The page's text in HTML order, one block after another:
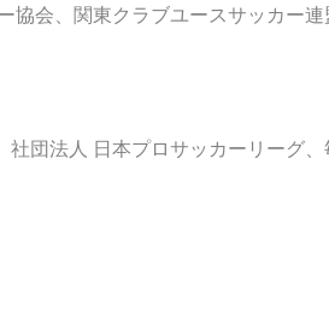
会、関東クラブユースサッカー
団法人 日本プロサッカーリーグ